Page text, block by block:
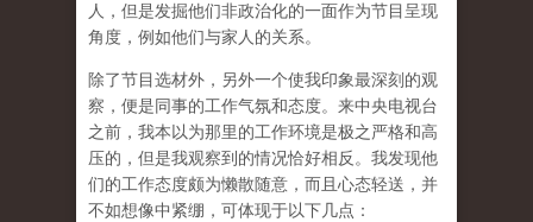
人，但是发掘他们非政治化的一面作为节目呈现
角度，例如他们与家人的关系。
除了节目选材外，另外一个使我印象最深刻的观
察，便是同事的工作气氛和态度。来中央电视台
之前，我本以为那里的工作环境是极之严格和高
压的，但是我观察到的情况恰好相反。我发现他
们的工作态度颇为懒散随意，而且心态轻送，并
不如想像中紧绷，可体现于以下几点：